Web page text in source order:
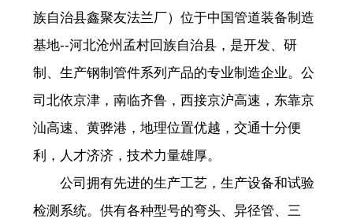
族自治县鑫聚友法兰厂）位于中国管道装备制造
基地--河北沧州孟村回族自治县，是开发、研
制、生产钢制管件系列产品的专业制造企业。公
司北依京津，南临齐鲁，西接京沪高速，东靠京
汕高速、黄骅港，地理位置优越，交通十分便
利，人才济济，技术力量雄厚。
公司拥有先进的生产工艺，生产设备和试验
检测系统。供有各种型号的弯头、异径管、三